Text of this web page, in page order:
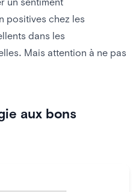
positives chez les
dans les
Mais attention à ne pas
aux bons